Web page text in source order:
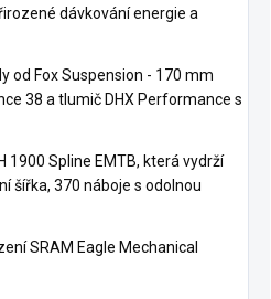
dávkování energie a
od Fox Suspension - 170 mm
38 a tlumič DHX Performance s
1900 Spline EMTB, která vydrží
šířka, 370 náboje s odolnou
SRAM Eagle Mechanical